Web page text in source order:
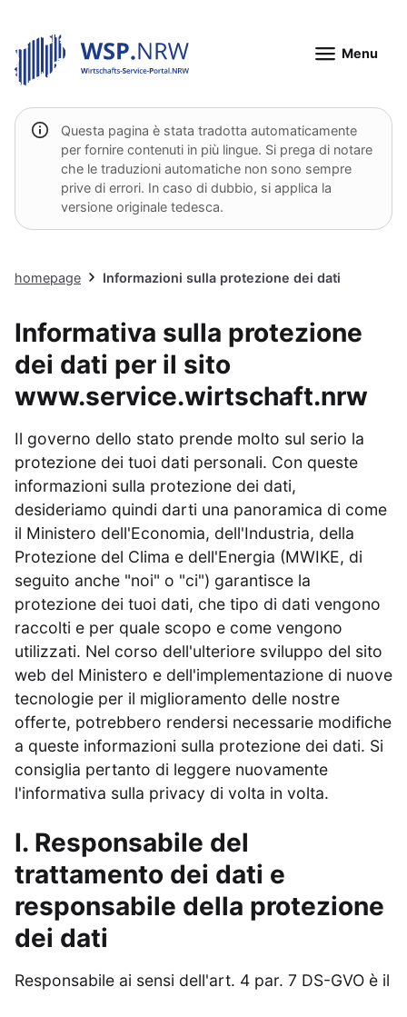
Menu
Questa pagina è stata tradotta automaticamente
per fornire contenuti in più lingue. Si prega di notare
che le traduzioni automatiche non sono sempre
prive di errori. In caso di dubbio, si applica la
versione originale tedesca.
homepage Informazioni sulla protezione dei dati
Informativa sulla protezione
dei dati per il sito
www.service.wirtschaft.nrw
Il governo dello stato prende molto sul serio la
protezione dei tuoi dati personali. Con queste
informazioni sulla protezione dei dati,
desideriamo quindi darti una panoramica di come
il Ministero dell'Economia, dell'Industria, della
Protezione del Clima e dell'Energia (MWIKE, di
seguito anche "noi" o "ci") garantisce la
protezione dei tuoi dati, che tipo di dati vengono
raccolti e per quale scopo e come vengono
utilizzati. Nel corso dell'ulteriore sviluppo del sito
web del Ministero e dell'implementazione di nuove
tecnologie per il miglioramento delle nostre
offerte, potrebbero rendersi necessarie modifiche
a queste informazioni sulla protezione dei dati. Si
consiglia pertanto di leggere nuovamente
l'informativa sulla privacy di volta in volta.
I. Responsabile del
trattamento dei dati e
responsabile della protezione
dei dati
Responsabile ai sensi dell'art. 4 par. 7 DS-GVO è il